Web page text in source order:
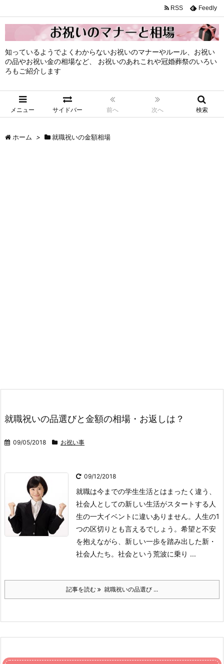
知っているようでよくわからないお祝いのマナーやルール、お祝い
の品やお祝い金の相場など、 お祝いのあれこれや冠婚葬祭のいろい
ろもご紹介します
メニュー サイドバー 前へ 次へ 検索
RSS Feedly
ホーム > 就職祝いの金額相場
就職祝いの品選びと金額の相場・お返しは？
09/05/2018 お祝い事
09/12/2018
就職は今までの学生生活とはまったく違う、
社会人としての新しい生活がスタートする人
生の一大イベントに違いありません。人生の1
つの区切りとも言えるでしょう。希望と不安
を抱えながら、新しい一歩を踏み出した新・
社会人たち。社会という荒波に乗り ...
記事を読む 就職祝いの品選び ...